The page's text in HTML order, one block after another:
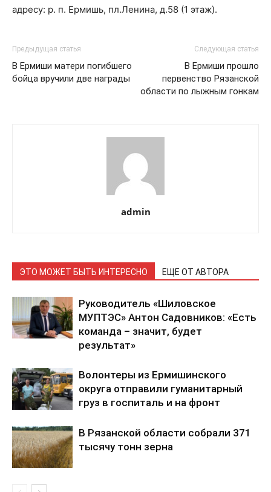
адресу: р. п. Ермишь, пл.Ленина, д.58 (1 этаж).
Предыдущая статья
В Ермиши матери погибшего
бойца вручили две награды
Следующая статья
В Ермиши прошло
первенство Рязанской
области по лыжным гонкам
admin
ЭТО МОЖЕТ БЫТЬ ИНТЕРЕСНО ЕЩЕ ОТ АВТОРА
Руководитель «Шиловское
МУПТЭС» Антон Садовников: «Есть
команда – значит, будет
результат»
Волонтеры из Ермишинского
округа отправили гуманитарный
груз в госпиталь и на фронт
В Рязанской области собрали 371
тысячу тонн зерна